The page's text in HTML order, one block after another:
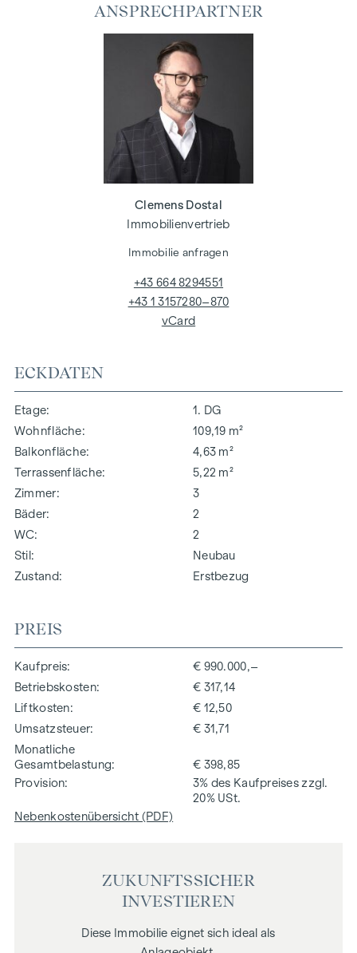
ECKDATEN
Etage
1. DG
Wohnfläche
109,19 m²
Balkonfläche
4,63 m²
Terrassenfläche
5,22 m²
Zimmer
3
Bäder
2
WC
2
Stil
Neubau
Zustand
Erstbezug
PREIS
Kaufpreis
€ 990.000,–
Betriebskosten
€ 317,14
Liftkosten
€ 12,50
Umsatzsteuer
€ 31,71
Monatliche
Gesamtbelastung
€ 398,85
Provision
3% des Kaufpreises zzgl.
20% USt.
Nebenkostenübersicht (PDF)
ZUKUNFTSSICHER
INVESTIEREN
Diese Immobilie eignet sich ideal als
ANSPRECHPARTNER
Clemens Dostal
Immobilienvertrieb
Immobilie anfragen
+43 664 8294551
+43 1 3157280–870
vCard